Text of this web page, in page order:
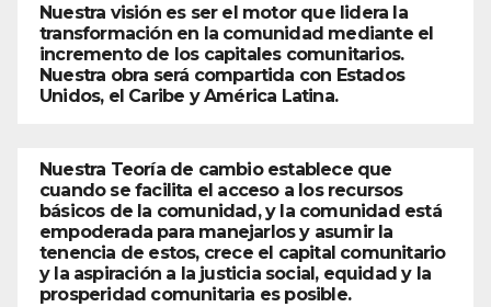
Nuestra visión es ser el motor que lidera la
transformación en la comunidad mediante el
incremento de los capitales comunitarios.
Nuestra obra será compartida con Estados
Unidos, el Caribe y América Latina.
Nuestra Teoría de cambio establece que
cuando se facilita el acceso a los recursos
básicos de la comunidad, y la comunidad está
empoderada para manejarlos y asumir la
tenencia de estos, crece el capital comunitario
y la aspiración a la justicia social, equidad y la
prosperidad comunitaria es posible.